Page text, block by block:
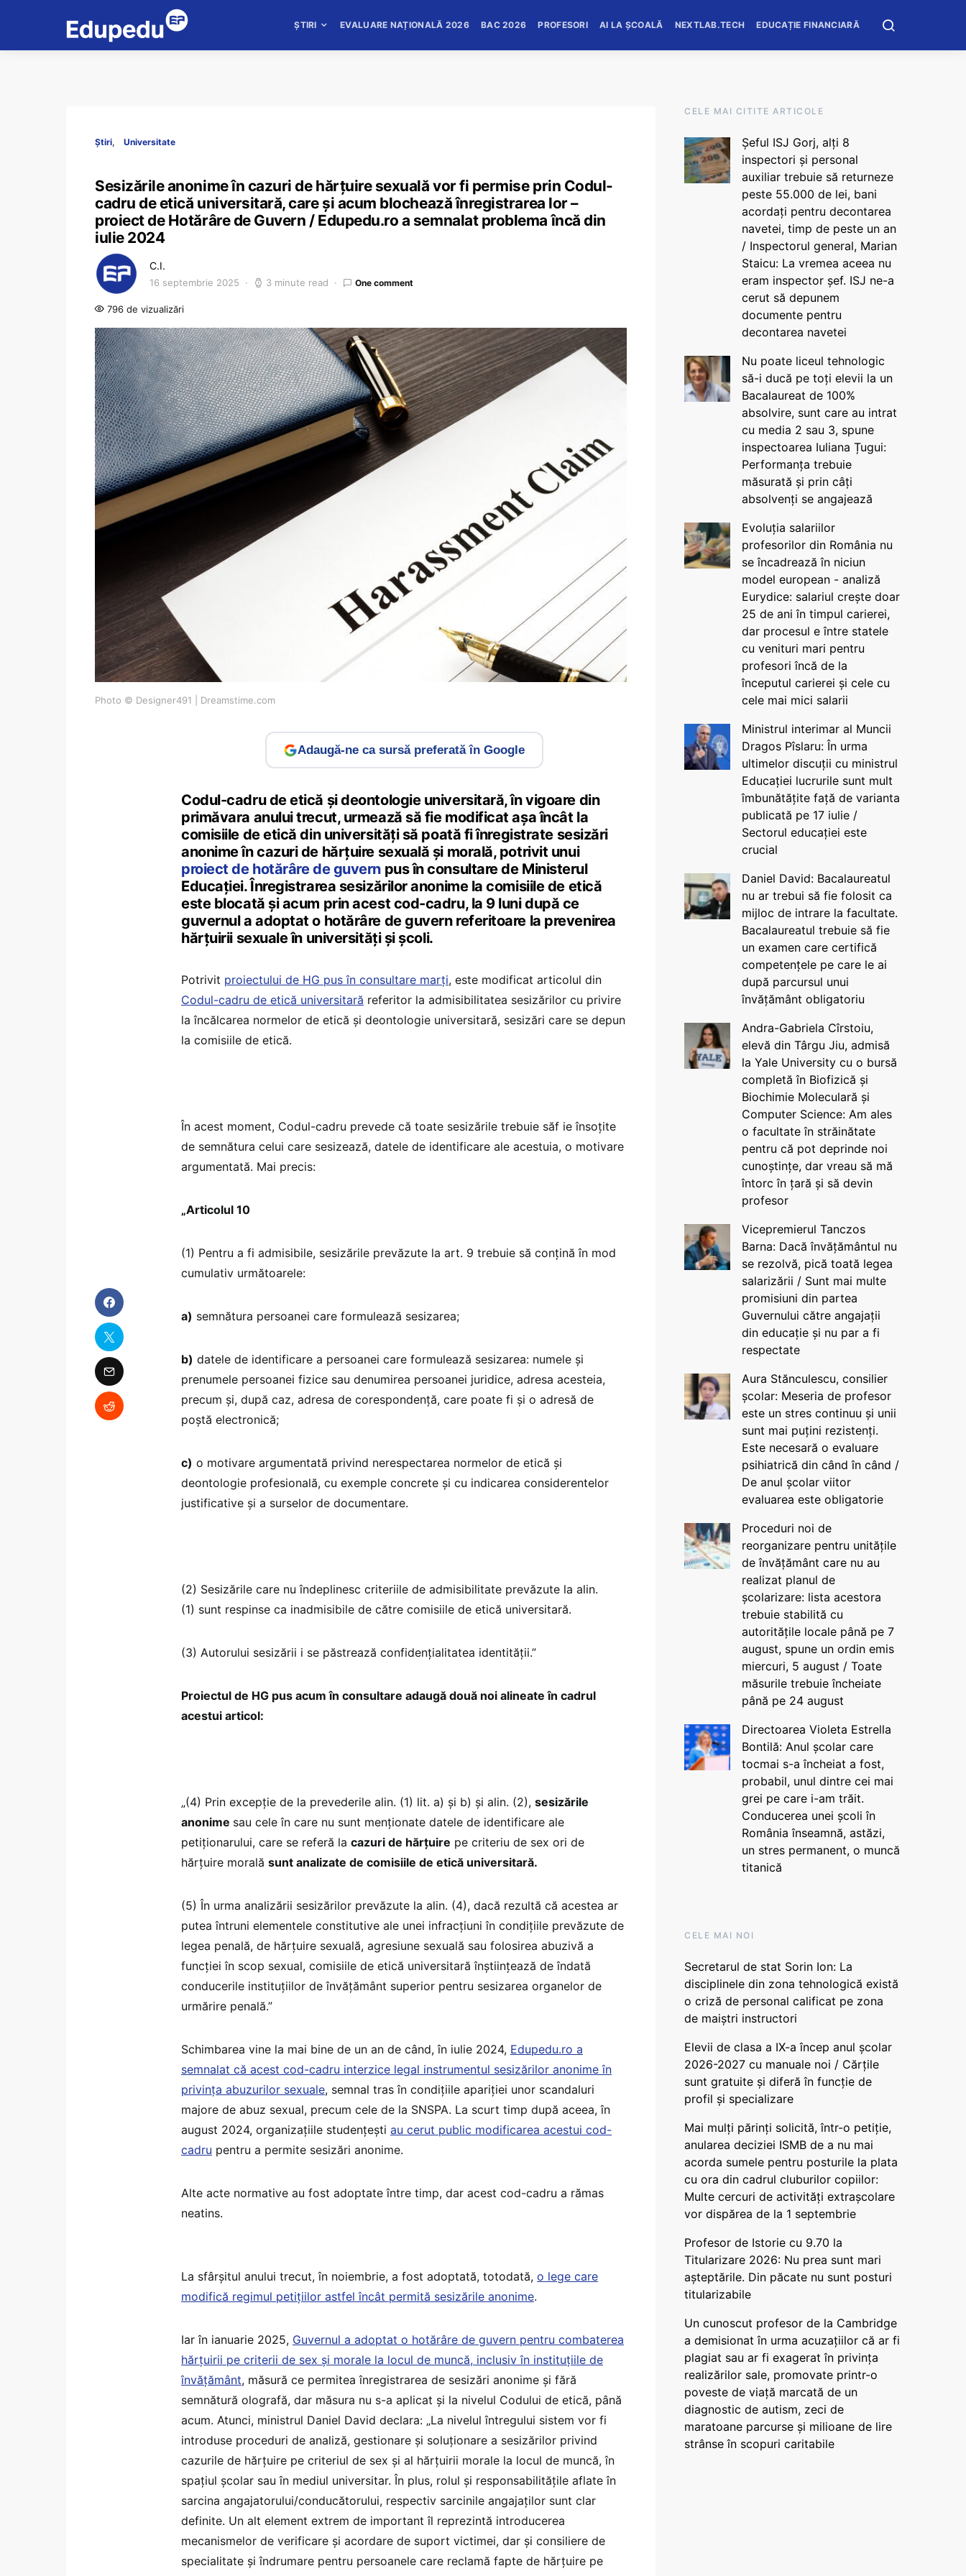
ȘTIRI EVALUARE NAȚIONALĂ 2026 BAC 2026 PROFESORI AI LA ȘCOALĂ NEXTLAB.TECH EDUCAȚIE FINANCIARĂ
Știri Universitate
Sesizările anonime în cazuri de hărțuire sexuală vor fi permise prin Codul-
cadru de etică universitară, care și acum blochează înregistrarea lor –
proiect de Hotărâre de Guvern / Edupedu.ro a semnalat problema încă din
iulie 2024
C.I.
16 septembrie 2025 3 minute read One comment
796 de vizualizări
Photo © Designer491 | Dreamstime.com
Adaugă-ne ca sursă preferată în Google
Codul-cadru de etică și deontologie universitară, în vigoare din
primăvara anului trecut, urmează să fie modificat așa încât la
comisiile de etică din universități să poată fi înregistrate sesizări
anonime în cazuri de hărțuire sexuală și morală, potrivit unui
proiect de hotărâre de guvernpus în consultare de Ministerul
Educației. Înregistrarea sesizărilor anonime la comisiile de etică
este blocată și acum prin acest cod-cadru, la 9 luni după ce
guvernul a adoptat o hotărâre de guvern referitoare la prevenirea
hărțuirii sexuale în universități și școli.
Potrivit proiectului de HG pus în consultare marți, este modificat articolul din
Codul-cadru de etică universitară referitor la admisibilitatea sesizărilor cu privire
la încălcarea normelor de etică și deontologie universitară, sesizări care se depun
la comisiile de etică.
În acest moment, Codul-cadru prevede că toate sesizările trebuie săf ie însoțite
de semnătura celui care sesizează, datele de identificare ale acestuia, o motivare
argumentată. Mai precis:
„Articolul 10
(1) Pentru a fi admisibile, sesizările prevăzute la art. 9 trebuie să conțină în mod
cumulativ următoarele:
a) semnătura persoanei care formulează sesizarea;
b) datele de identificare a persoanei care formulează sesizarea: numele și
prenumele persoanei fizice sau denumirea persoanei juridice, adresa acesteia,
precum și, după caz, adresa de corespondență, care poate fi și o adresă de
poștă electronică;
c) o motivare argumentată privind nerespectarea normelor de etică și
deontologie profesională, cu exemple concrete și cu indicarea considerentelor
justificative și a surselor de documentare.
(2) Sesizările care nu îndeplinesc criteriile de admisibilitate prevăzute la alin.
(1) sunt respinse ca inadmisibile de către comisiile de etică universitară.
(3) Autorului sesizării i se păstrează confidențialitatea identității.”
Proiectul de HG pus acum în consultare adaugă două noi alineate în cadrul
acestui articol:
„(4) Prin excepție de la prevederile alin. (1) lit. a) și b) și alin. (2), sesizările
anonime sau cele în care nu sunt menționate datele de identificare ale
petiționarului, care se referă la cazuri de hărțuire pe criteriu de sex ori de
hărțuire morală sunt analizate de comisiile de etică universitară.
(5) În urma analizării sesizărilor prevăzute la alin. (4), dacă rezultă că acestea ar
putea întruni elementele constitutive ale unei infracțiuni în condițiile prevăzute de
legea penală, de hărțuire sexuală, agresiune sexuală sau folosirea abuzivă a
funcției în scop sexual, comisiile de etică universitară înștiințează de îndată
conducerile instituțiilor de învăţământ superior pentru sesizarea organelor de
urmărire penală.”
Schimbarea vine la mai bine de un an de când, în iulie 2024, Edupedu.ro a
semnalat că acest cod-cadru interzice legal instrumentul sesizărilor anonime în
privința abuzurilor sexuale, semnal tras în condițiile apariției unor scandaluri
majore de abuz sexual, precum cele de la SNSPA. La scurt timp după aceea, în
august 2024, organizațiile studențești au cerut public modificarea acestui cod-
cadru pentru a permite sesizări anonime.
Alte acte normative au fost adoptate între timp, dar acest cod-cadru a rămas
neatins.
La sfârșitul anului trecut, în noiembrie, a fost adoptată, totodată, o lege care
modifică regimul petițiilor astfel încât permită sesizările anonime.
Iar în ianuarie 2025, Guvernul a adoptat o hotărâre de guvern pentru combaterea
hărțuirii pe criterii de sex și morale la locul de muncă, inclusiv în instituțiile de
învățământ, măsură ce permitea înregistrarea de sesizări anonime și fără
semnătură olografă, dar măsura nu s-a aplicat și la nivelul Codului de etică, până
acum. Atunci, ministrul Daniel David declara: „La nivelul întregului sistem vor fi
introduse proceduri de analiză, gestionare şi soluţionare a sesizărilor privind
cazurile de hărţuire pe criteriul de sex şi al hărţuirii morale la locul de muncă, în
spațiul școlar sau în mediul universitar. În plus, rolul şi responsabilitățile aflate în
sarcina angajatorului/conducătorului, respectiv sarcinile angajaților sunt clar
definite. Un alt element extrem de important îl reprezintă introducerea
mecanismelor de verificare și acordare de suport victimei, dar și consiliere de
specialitate și îndrumare pentru persoanele care reclamă fapte de hărţuire pe
CELE MAI CITITE ARTICOLE
Șeful ISJ Gorj, alți 8
inspectori și personal
auxiliar trebuie să returneze
peste 55.000 de lei, bani
acordați pentru decontarea
navetei, timp de peste un an
/ Inspectorul general, Marian
Staicu: La vremea aceea nu
eram inspector șef. ISJ ne-a
cerut să depunem
documente pentru
decontarea navetei
Nu poate liceul tehnologic
să-i ducă pe toți elevii la un
Bacalaureat de 100%
absolvire, sunt care au intrat
cu media 2 sau 3, spune
inspectoarea Iuliana Țugui:
Performanța trebuie
măsurată și prin câți
absolvenți se angajează
Evoluția salariilor
profesorilor din România nu
se încadrează în niciun
model european - analiză
Eurydice: salariul crește doar
25 de ani în timpul carierei,
dar procesul e între statele
cu venituri mari pentru
profesori încă de la
începutul carierei și cele cu
cele mai mici salarii
Ministrul interimar al Muncii
Dragos Pîslaru: În urma
ultimelor discuții cu ministrul
Educației lucrurile sunt mult
îmbunătățite față de varianta
publicată pe 17 iulie /
Sectorul educației este
crucial
Daniel David: Bacalaureatul
nu ar trebui să fie folosit ca
mijloc de intrare la facultate.
Bacalaureatul trebuie să fie
un examen care certifică
competențele pe care le ai
după parcursul unui
învățământ obligatoriu
Andra-Gabriela Cîrstoiu,
elevă din Târgu Jiu, admisă
la Yale University cu o bursă
completă în Biofizică și
Biochimie Moleculară și
Computer Science: Am ales
o facultate în străinătate
pentru că pot deprinde noi
cunoștințe, dar vreau să mă
întorc în țară și să devin
profesor
Vicepremierul Tanczos
Barna: Dacă învățământul nu
se rezolvă, pică toată legea
salarizării / Sunt mai multe
promisiuni din partea
Guvernului către angajații
din educație și nu par a fi
respectate
Aura Stănculescu, consilier
școlar: Meseria de profesor
este un stres continuu și unii
sunt mai puțini rezistenți.
Este necesară o evaluare
psihiatrică din când în când /
De anul școlar viitor
evaluarea este obligatorie
Proceduri noi de
reorganizare pentru unitățile
de învățământ care nu au
realizat planul de
școlarizare: lista acestora
trebuie stabilită cu
autoritățile locale până pe 7
august, spune un ordin emis
miercuri, 5 august / Toate
măsurile trebuie încheiate
până pe 24 august
Directoarea Violeta Estrella
Bontilă: Anul școlar care
tocmai s-a încheiat a fost,
probabil, unul dintre cei mai
grei pe care i-am trăit.
Conducerea unei școli în
România înseamnă, astăzi,
un stres permanent, o muncă
titanică
CELE MAI NOI
Secretarul de stat Sorin Ion: La
disciplinele din zona tehnologică există
o criză de personal calificat pe zona
de maiștri instructori
Elevii de clasa a IX-a încep anul școlar
2026-2027 cu manuale noi / Cărțile
sunt gratuite și diferă în funcție de
profil și specializare
Mai mulți părinți solicită, într-o petiție,
anularea deciziei ISMB de a nu mai
acorda sumele pentru posturile la plata
cu ora din cadrul cluburilor copiilor:
Multe cercuri de activități extrașcolare
vor dispărea de la 1 septembrie
Profesor de Istorie cu 9.70 la
Titularizare 2026: Nu prea sunt mari
așteptările. Din păcate nu sunt posturi
titularizabile
Un cunoscut profesor de la Cambridge
a demisionat în urma acuzațiilor că ar fi
plagiat sau ar fi exagerat în privința
realizărilor sale, promovate printr-o
poveste de viață marcată de un
diagnostic de autism, zeci de
maratoane parcurse și milioane de lire
strânse în scopuri caritabile